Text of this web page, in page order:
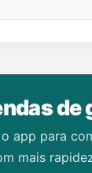
de
app para
mais